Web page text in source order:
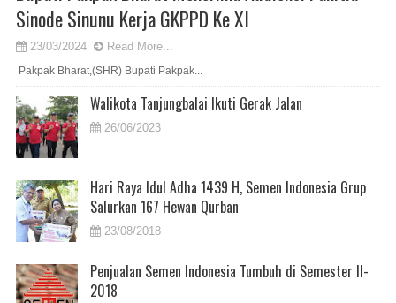
Sinode Sinunu Kerja GKPPD Ke XI
23/03/2024 Read More...
Pakpak Bharat,(SHR) Bupati Pakpak...
Walikota Tanjungbalai Ikuti Gerak Jalan
26/06/2023
Hari Raya Idul Adha 1439 H, Semen Indonesia Grup
Salurkan 167 Hewan Qurban
23/08/2018
Penjualan Semen Indonesia Tumbuh di Semester II-
2018